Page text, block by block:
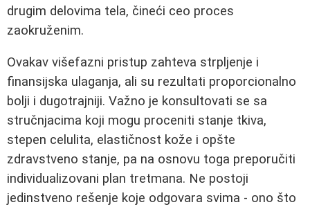
drugim delovima tela, čineći ceo proces
zaokruženim.
Ovakav višefazni pristup zahteva strpljenje i
finansijska ulaganja, ali su rezultati proporcionalno
bolji i dugotrajniji. Važno je konsultovati se sa
stručnjacima koji mogu proceniti stanje tkiva,
stepen celulita, elastičnost kože i opšte
zdravstveno stanje, pa na osnovu toga preporučiti
individualizovani plan tretmana. Ne postoji
jedinstveno rešenje koje odgovara svima - ono što